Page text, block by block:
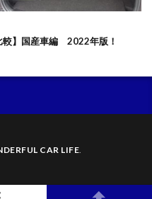
較】国産車編 2022年版！
CAR LIFE.